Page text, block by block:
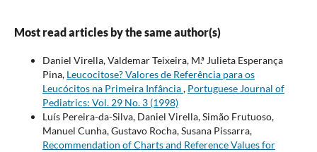
Most read articles by the same author(s)
Daniel Virella, Valdemar Teixeira, M.ª Julieta Esperança
Pina, Leucocitose? Valores de Referência para os
Leucócitos na Primeira Infância, Portuguese Journal of
Pediatrics: Vol. 29 No. 3 (1998)
Luís Pereira-da-Silva, Daniel Virella, Simão Frutuoso,
Manuel Cunha, Gustavo Rocha, Susana Pissarra,
Recommendation of Charts and Reference Values for